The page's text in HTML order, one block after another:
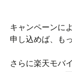
キャンペーンに
申し込めば、も
さらに楽天モバ